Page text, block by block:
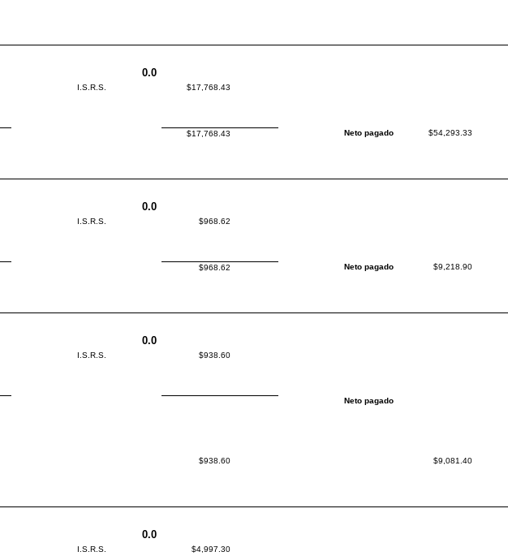
0.0
I.S.R.S. $17,768.43
$17,768.43 Neto pagado $54,293.33
0.0
I.S.R.S. $968.62
$968.62 Neto pagado $9,218.90
0.0
I.S.R.S. $938.60
Neto pagado
$938.60 $9,081.40
0.0
I.S.R.S. $4,997.30